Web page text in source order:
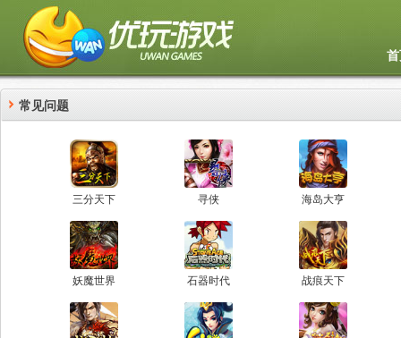
常见问题
三分天下 寻侠 海岛大亨
妖魔世界 石器时代 战痕天下